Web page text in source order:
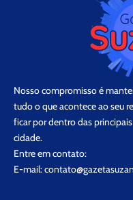
Nosso compromisso é
tudo o que acontece ao seu
ficar por dentro das
cidade.
Entre em contato:
E-mail: